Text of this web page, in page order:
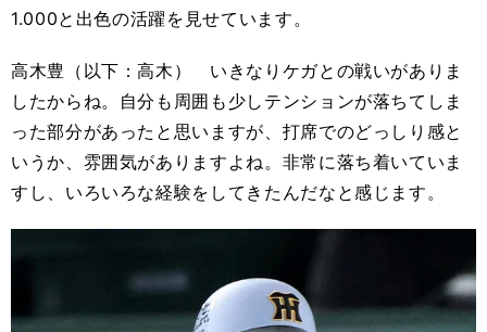
1.000と出色の活躍を見せています。
高木豊（以下：高木） いきなりケガとの戦いがありま
したからね。自分も周囲も少しテンションが落ちてしま
った部分があったと思いますが、打席でのどっしり感と
いうか、雰囲気がありますよね。非常に落ち着いていま
すし、いろいろな経験をしてきたんだなと感じます。